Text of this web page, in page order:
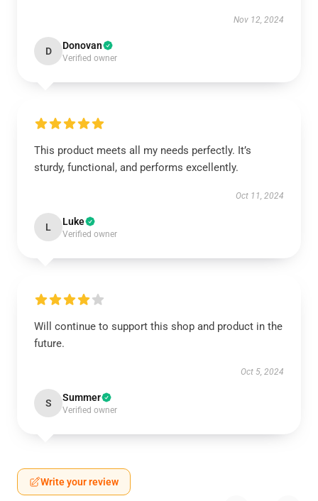
Nov 12, 2024
D Donovan
Verified owner
This product meets all my needs perfectly. It’s
sturdy, functional, and performs excellently.
Oct 11, 2024
L Luke
Verified owner
Will continue to support this shop and product in the
future.
Oct 5, 2024
S Summer
Verified owner
Write your review